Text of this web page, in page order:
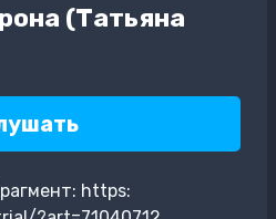
(Татьяна
https: